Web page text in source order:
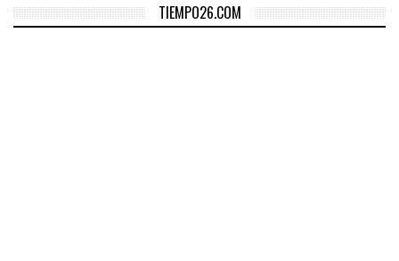
TIEMPO26.COM